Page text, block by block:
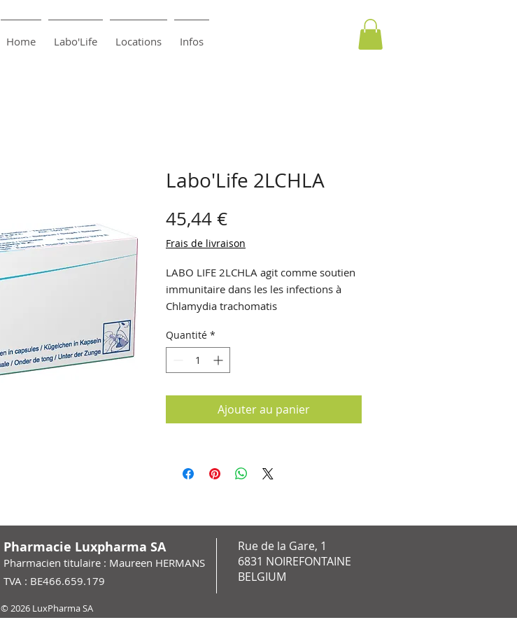
Home Labo'Life Locations Infos
Labo'Life 2LCHLA
45,44 €Prix
Frais de livraison
LABO LIFE 2LCHLA agit comme soutien
immunitaire dans les les infections à
Chlamydia trachomatis
Quantité *
Ajouter au panier
Pharmacie Luxpharma SA
Pharmacien titulaire : Maureen HERMANS
TVA : BE466.659.179
Rue de la Gare, 1
6831 NOIREFONTAINE
BELGIUM
© 2026 LuxPharma SA